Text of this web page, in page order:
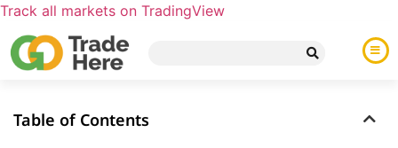
Track all markets on TradingView
Table of Contents